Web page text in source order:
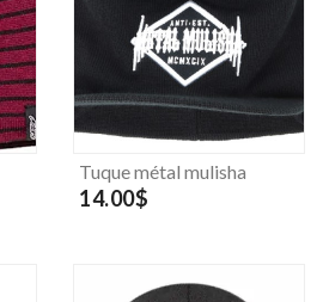
Tuque métal mulisha
14.00$